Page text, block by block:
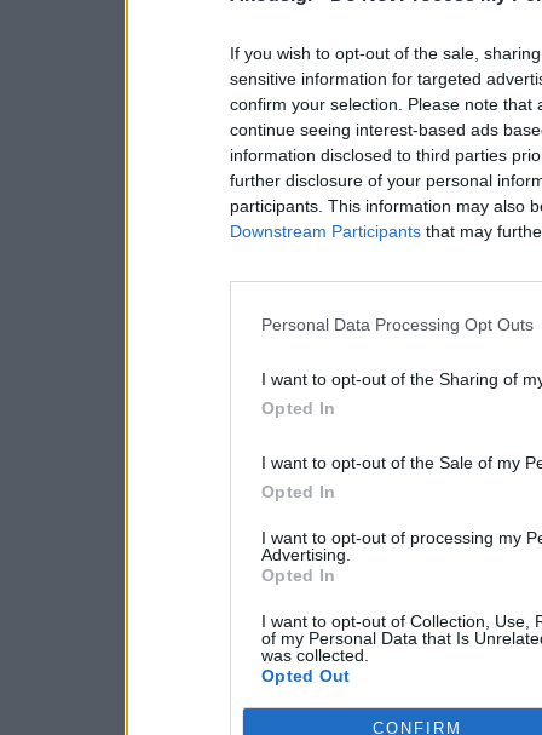
If you wish to opt-out of the sale,
sensitive information for targeted
confirm your selection. Please note
continue seeing interest-based ads
information disclosed to third parties
further disclosure of your personal
participants. This information may also
Downstream Participants that may
Personal Data Processing Opt Outs
I want to opt-out of the Sharing of
Opted In
I want to opt-out of the Sale of my
Opted In
I want to opt-out of processing my
Advertising.
Opted In
I want to opt-out of Collection, Use,
of my Personal Data that Is
was collected.
Opted Out
CONFIRM